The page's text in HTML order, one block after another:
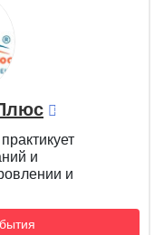
и
и